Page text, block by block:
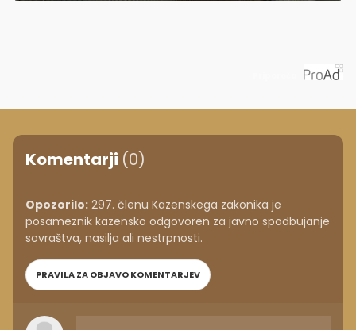
Komentarji (0)
Opozorilo: 297. členu Kazenskega zakonika je
posameznik kazensko odgovoren za javno spodbujanje
sovraštva, nasilja ali nestrpnosti.
PRAVILA ZA OBJAVO KOMENTARJEV